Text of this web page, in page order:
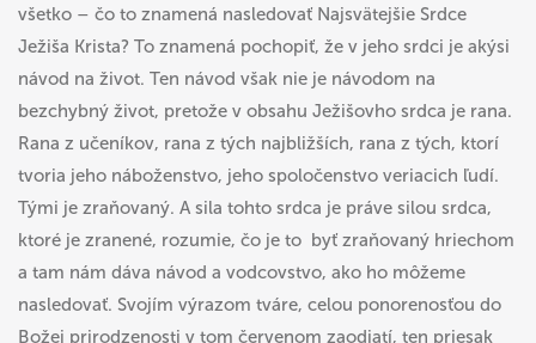
všetko – čo to znamená nasledovať Najsvätejšie Srdce
Ježiša Krista? To znamená pochopiť, že v jeho srdci je akýsi
návod na život. Ten návod však nie je návodom na
bezchybný život, pretože v obsahu Ježišovho srdca je rana.
Rana z učeníkov, rana z tých najbližších, rana z tých, ktorí
tvoria jeho náboženstvo, jeho spoločenstvo veriacich ľudí.
Tými je zraňovaný. A sila tohto srdca je práve silou srdca,
ktoré je zranené, rozumie, čo je to byť zraňovaný hriechom
a tam nám dáva návod a vodcovstvo, ako ho môžeme
nasledovať. Svojím výrazom tváre, celou ponorenosťou do
Božej prirodzenosti v tom červenom zaodiatí, ten priesak